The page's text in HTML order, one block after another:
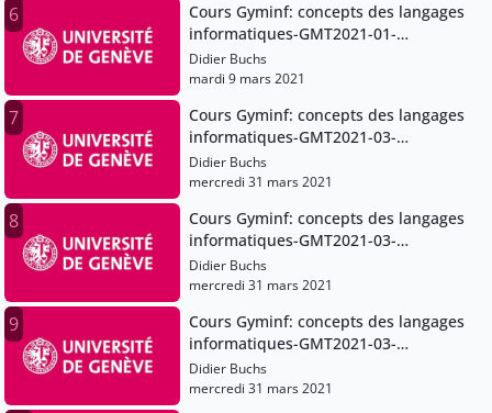
6
Cours Gyminf: concepts des langages
informatiques-GMT2021-01-
30T07:51:53Z
Didier Buchs
mardi 9 mars 2021
7
Cours Gyminf: concepts des langages
informatiques-GMT2021-03-
27T07:49:00Z
Didier Buchs
mercredi 31 mars 2021
8
Cours Gyminf: concepts des langages
informatiques-GMT2021-03-
27T07:49:00Z
Didier Buchs
mercredi 31 mars 2021
9
Cours Gyminf: concepts des langages
informatiques-GMT2021-03-
27T07:49:00Z
Didier Buchs
mercredi 31 mars 2021